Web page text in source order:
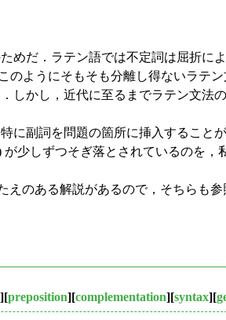
めだ．ラテン語では不定詞は屈折によ
ようにそもそも分離し得ないラテ
しかし，近代に至るまでラテン文法
副詞を問題の箇所に挿入すること
が少しずつそぎ落とされているのを，
えのある解説があるので，そちらも参
][preposition][complementation][syntax][